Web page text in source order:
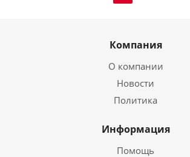
Компания
О компании
Новости
Политика
Информация
Помощь